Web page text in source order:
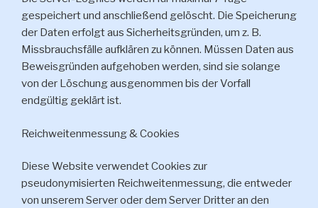
gespeichert und anschließend gelöscht. Die Speicherung
der Daten erfolgt aus Sicherheitsgründen, um z. B.
Missbrauchsfälle aufklären zu können. Müssen Daten aus
Beweisgründen aufgehoben werden, sind sie solange
von der Löschung ausgenommen bis der Vorfall
endgültig geklärt ist.
Reichweitenmessung & Cookies
Diese Website verwendet Cookies zur
pseudonymisierten Reichweitenmessung, die entweder
von unserem Server oder dem Server Dritter an den